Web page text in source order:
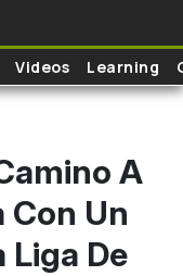
Videos Learning
A
Con Un
Liga De